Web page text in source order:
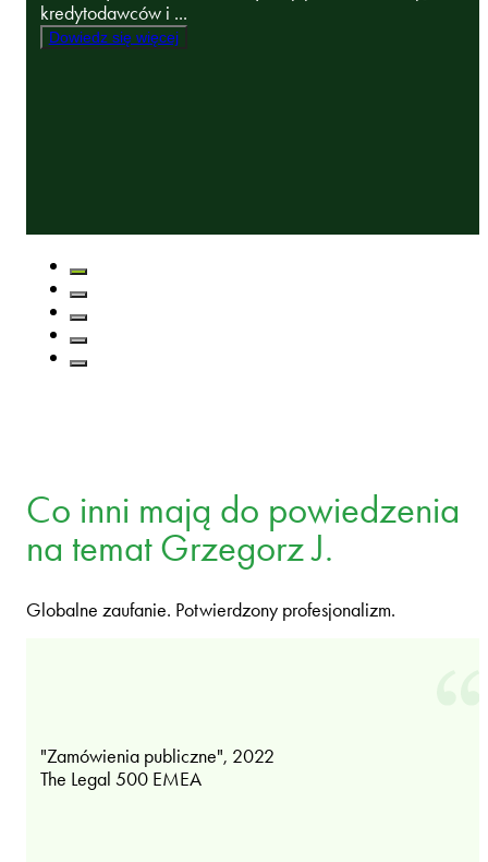
kredytodawców i ...
Dowiedz się więcej
Co inni mają do powiedzenia
na temat Grzegorz J.
Globalne zaufanie. Potwierdzony profesjonalizm.
"Zamówienia publiczne", 2022
The Legal 500 EMEA